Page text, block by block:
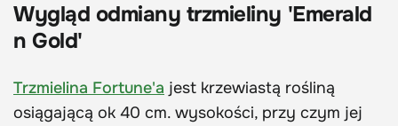
Wygląd odmiany trzmieliny 'Emerald
n Gold'
Trzmielina Fortune'a jest krzewiastą rośliną
osiągającą ok 40 cm. wysokości, przy czym jej